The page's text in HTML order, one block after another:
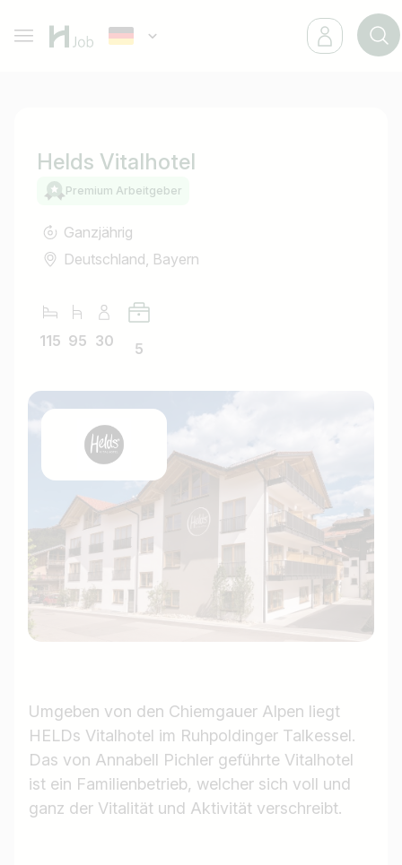
Helds Vitalhotel
Premium Arbeitgeber
Ganzjährig
Deutschland, Bayern
115 95 30 5
Umgeben von den Chiemgauer Alpen liegt
HELDs Vitalhotel im Ruhpoldinger Talkessel.
Das von Annabell Pichler geführte Vitalhotel
ist ein Familienbetrieb, welcher sich voll und
ganz der Vitalität und Aktivität verschreibt.